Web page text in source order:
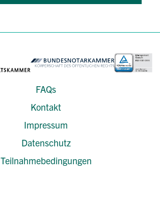
FAQs
Kontakt
Impressum
Datenschutz
Teilnahmebedingungen